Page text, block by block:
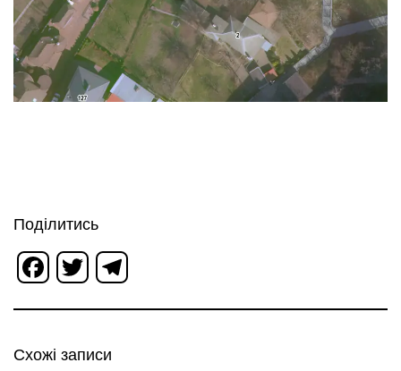
Поділитись
Facebook
Twitter
Схожі записи